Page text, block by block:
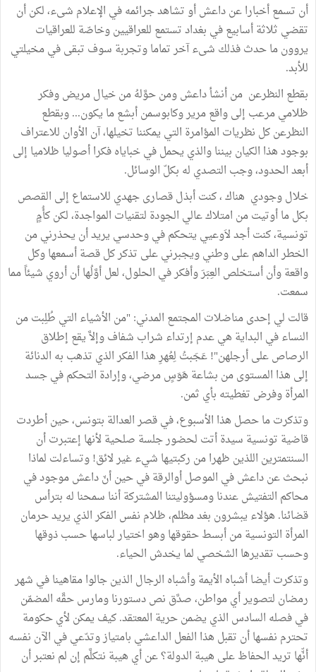
أن تسمع أخبارا عن داعش أو تشاهد جرائمه في الإعلام شىء، لكن أن
تقضي ثلاثة أسابيع في بغداد تستمع للعراقيين وخاصّة للعراقيات
يروون ما حدث فذلك شىء آخر تماما وتجربة سوف تبقى في مخيلتي
للأبد.
بقطع النظرعن من أنشأ داعش ومن حوَّلهُ من خيال مريض وفكر
ظلامي مرعب إلى واقع مرير وكابوسمن أبشع ما يكون... وبقطع
النظرعن كل نظريات المؤامرة التي يمكننا تخيلها، آن الأوان للاعتراف
بوجود هذا الكيان بيننا والذي يحمل في خباياه فكرا أصوليا ظلاميا إلى
أبعد الحدود، وجب التصدي له بكلّ الوسائل.
خلال وجودي هناك ، كنت أبذل قصارى جهدي للاستماع إلى القصص
بكل ما أوتيت من امتلاك عالي الجودة لتقنيات المواجدة، لكن كأُمٍ
تونسية، كنت أجد لاَوعيي يتحكم في وحدسي يريد أن يحذرني من
الخطر الداهم على وطني ويجبرني على تذكر كل قصة أسمعها وكل
واقعة وأن أستخلص العِبَرَ وأفكر في الحلول، لعل أوَّلُها أن أروي شيئاً مما
سمعت.
قالت لي إحدى مناضلات المجتمع المدني: "من الأشياء التي طُلِبت من
النساء في البداية هي عدم إرتداء شراب شفاف وإلاَّ يقع إطلاق
الرصاص على أرجلهن"! عَجَبتُ لِعُهرِ هذا الفكر الذي تذهب به الدنائة
إلى هذا المستوى من بشاعة هَوَسٍ مرضي، وإرادة التحكم في جسد
المرأة وفرض تغطيته بأي ثمن.
وتذكرت ما حصل هذا الأسبوع، في قصر العدالة بتونس، حين أطردت
قاضية تونسية سيدة أتت لحضور جلسة صلحية لأنها إعتبرت أن
السنتمترين اللذين ظهرا من ركبتيها شيء غير لائق! وتساءلت لماذا
نبحث عن داعش في الموصل أوالرقة في حين أنّ داعش موجود في
محاكم التفتيش عندنا ومسؤوليتنا المشتركة أننا سمحنا له بترأس
قضائنا. هؤلاء يبشرون بغد مظلم، ظلام نفس الفكر الذي يريد حرمان
المرأة التونسية من أبسط حقوقها وهو اختيار لباسها حسب ذوقها
وحسب تقديرها الشخصي لما يخدش الحياء.
وتذكرت أيضا أشباه الأيمة وأشباه الرجال الذين جالوا مقاهينا في شهر
رمضان لتصوير أي مواطن، صدَّق نص دستورنا ومارس حقَّه المضمّن
في فصله السادس الذي يضمن حرية المعتقد. كيف يمكن لأي حكومة
تحترم نفسها أن تقبل هذا الفعل الداعشي بامتياز وتدّعي في الآن نفسه
أنّّها تريد الحفاظ على هيبة الدولة؟ عن أي هيبة نتكلَّم إن لم نعتبر أن